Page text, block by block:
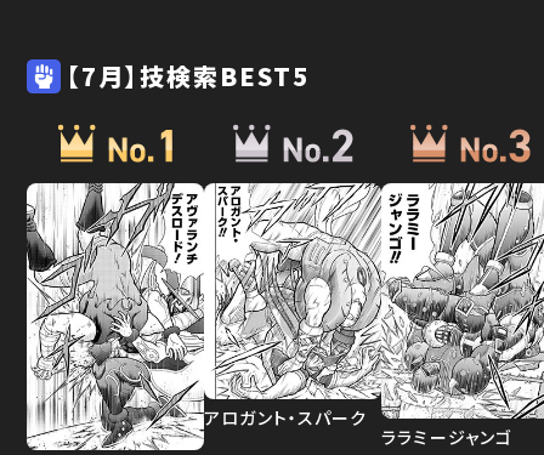
【7月】技検索BEST5
アロガント・スパーク
ララミージャンゴ